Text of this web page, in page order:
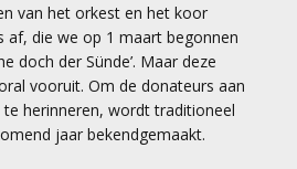
van het orkest en het koor
af, die we op 1 maart begonnen
doch der Sünde’. Maar deze
vooruit. Om de donateurs aan
herinneren, wordt traditioneel
jaar bekendgemaakt.